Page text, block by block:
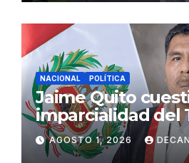
NACIONAL POLÍTICA
Jaime Quito
imparcialidad del
Constitucional
de Ollanta
AGOSTO 1, 2026